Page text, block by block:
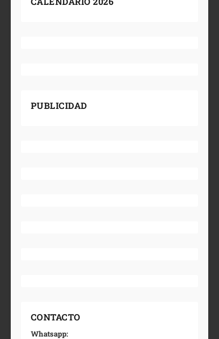
PUBLICIDAD
CONTACTO
Whatsapp: